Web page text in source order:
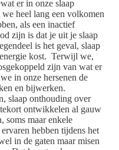
er in onze slaap
heel lang een volkomen
als een inactief
zijn is dat je uit je slaap
is het geval, slaap
kost. Terwijl we,
zijn van wat er
in onze hersenen de
en bijwerken.
slaap onthouding over
ontwikkelen al gauw
soms maar enkele
hebben tijdens het
in de gaten maar misen